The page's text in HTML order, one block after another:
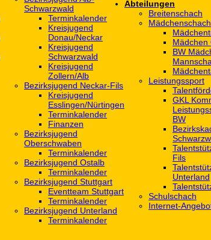
Schwarzwald
Terminkalender
Kreisjugend
Donau/Neckar
Kreisjugend
Schwarzwald
Kreisjugend
Zollern/Alb
Bezirksjugend Neckar-Fils
Kreisjugend
‎Esslingen/Nürtingen
Terminkalender
Finanzen
Bezirksjugend
Oberschwaben
Terminkalender
Bezirksjugend Ostalb
Terminkalender
Bezirksjugend Stuttgart
‎Eventteam Stuttgart
Terminkalender
Bezirksjugend Unterland
Terminkalender
Abteilungen
Breitenschach
Mädchenschach
Mädchen
BW
Leistungssport
GKL
BW
Fils
Unterland
Schulschach
Internet-